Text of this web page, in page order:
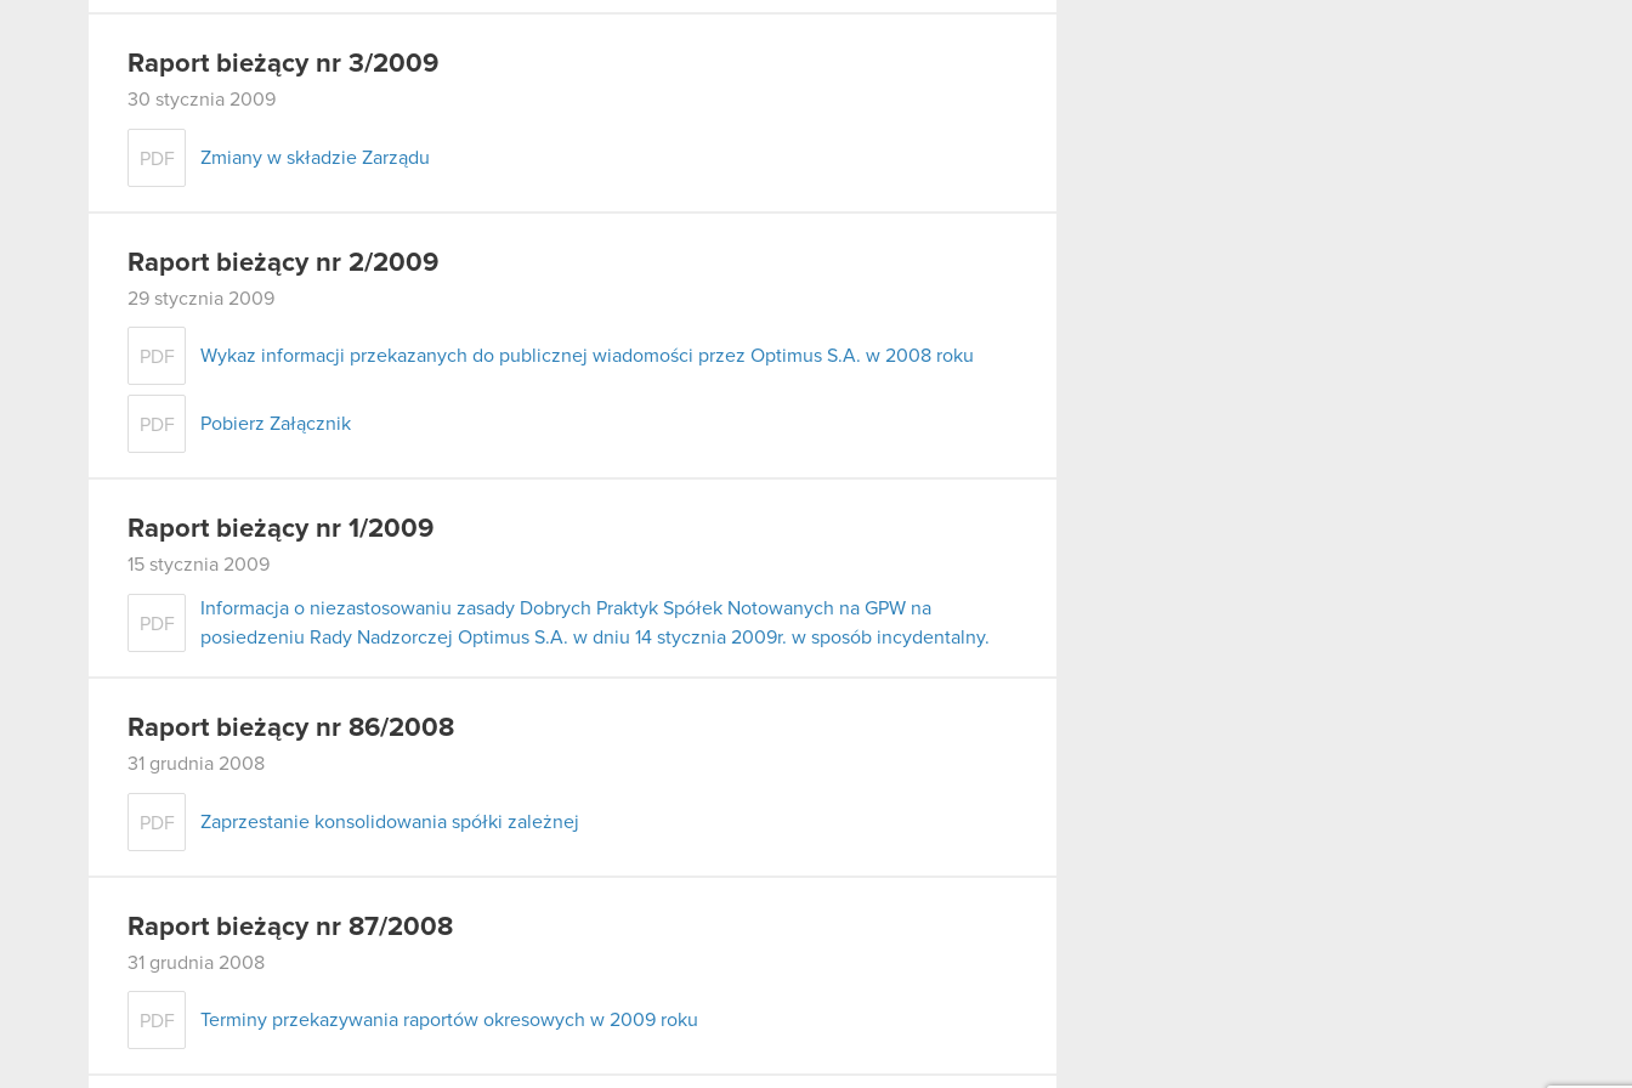
Raport bieżący nr 3/2009
30 stycznia 2009
PDF Zmiany w składzie Zarządu
Raport bieżący nr 2/2009
29 stycznia 2009
PDF Wykaz informacji przekazanych do publicznej wiadomości przez Optimus S.A. w 2008 roku
PDF Pobierz Załącznik
Raport bieżący nr 1/2009
15 stycznia 2009
PDF
Informacja o niezastosowaniu zasady Dobrych Praktyk Spółek Notowanych na GPW na
posiedzeniu Rady Nadzorczej Optimus S.A. w dniu 14 stycznia 2009r. w sposób incydentalny.
Raport bieżący nr 86/2008
31 grudnia 2008
PDF Zaprzestanie konsolidowania spółki zależnej
Raport bieżący nr 87/2008
31 grudnia 2008
PDF Terminy przekazywania raportów okresowych w 2009 roku